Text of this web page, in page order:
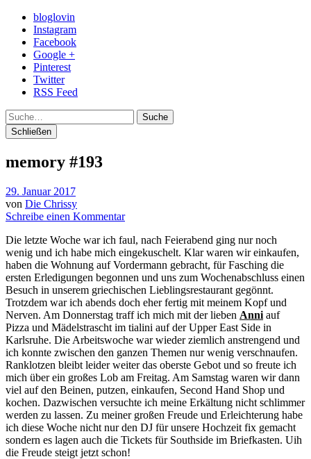
bloglovin
Instagram
Facebook
Google +
Pinterest
Twitter
RSS Feed
Suche
Schließen
memory #193
29. Januar 2017
von Die Chrissy
Schreibe einen Kommentar
Die letzte Woche war ich faul, nach Feierabend ging nur noch
wenig und ich habe mich eingekuschelt. Klar waren wir einkaufen,
haben die Wohnung auf Vordermann gebracht, für Fasching die
ersten Erledigungen begonnen und uns zum Wochenabschluss einen
Besuch in unserem griechischen Lieblingsrestaurant gegönnt.
Trotzdem war ich abends doch eher fertig mit meinem Kopf und
Nerven. Am Donnerstag traff ich mich mit der lieben Anni auf
Pizza und Mädelstrascht im tialini auf der Upper East Side in
Karlsruhe. Die Arbeitswoche war wieder ziemlich anstrengend und
ich konnte zwischen den ganzen Themen nur wenig verschnaufen.
Ranklotzen bleibt leider weiter das oberste Gebot und so freute ich
mich über ein großes Lob am Freitag. Am Samstag waren wir dann
viel auf den Beinen, putzen, einkaufen, Second Hand Shop und
kochen. Dazwischen versuchte ich meine Erkältung nicht schlimmer
werden zu lassen. Zu meiner großen Freude und Erleichterung habe
ich diese Woche nicht nur den DJ für unsere Hochzeit fix gemacht
sondern es lagen auch die Tickets für Southside im Briefkasten. Uih
die Freude steigt jetzt schon!